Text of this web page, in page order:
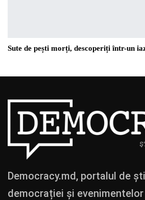
Sute de pești morți, descoperiți într-un
Democracy.md, portalul de
democrației și